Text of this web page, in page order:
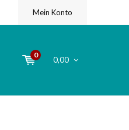
Mein Konto
0
0,00